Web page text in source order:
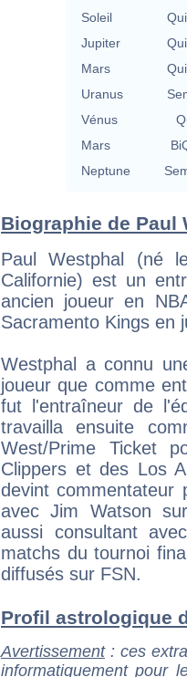
Soleil
Jupiter
Mars
Uranus
Vénus
Mars
Neptune
Biographie de Paul
Paul Westphal (né
Californie) est un
ancien joueur en
Sacramento Kings en
Westphal a connu
joueur que comme
fut l'entraîneur de
travailla ensuite
West/Prime Ticket
Clippers et des Los
devint commentateur
avec Jim Watson
aussi consultant
matchs du tournoi
diffusés sur FSN.
Profil astrologique
Avertissement: ces
informatiquement pour